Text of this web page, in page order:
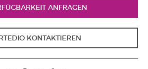
ANFRAGEN
KONTAKTIEREN